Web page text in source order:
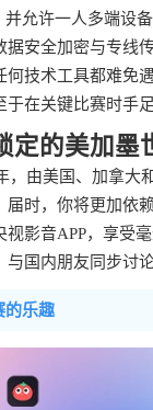
并允许一人多端设
据安全加密与专线
何技术工具都难免
在关键比赛时手足
定的美加墨
，由美国、加拿大
届时，你将更加依
视影音APP，享受
国内朋友同步讨
的乐趣